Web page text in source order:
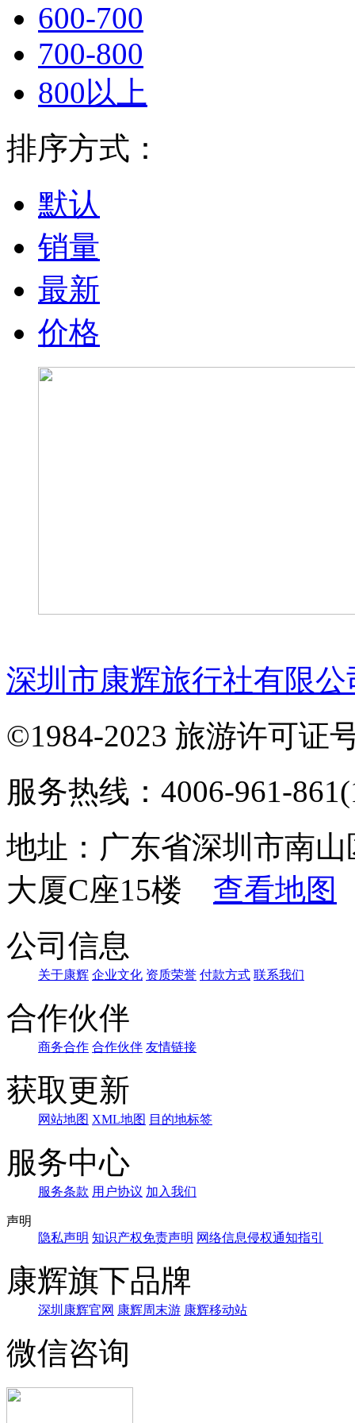
600-700
700-800
800以上
排序方式：
默认
销量
最新
价格
深圳市康辉旅行社有限
©1984-2023 旅游许可证
服务热线：4006-961-
地址：广东省深圳市南
大厦C座15楼 查看地图
公司信息
关于康辉 企业文化 资质荣誉 付款方式 联系我们
合作伙伴
商务合作 合作伙伴 友情链接
获取更新
网站地图 XML地图 目的地标签
服务中心
服务条款 用户协议 加入我们
声明
隐私声明 知识产权免责声明 网络信息侵权通知指引
康辉旗下品牌
深圳康辉官网 康辉周末游 康辉移动站
微信咨询